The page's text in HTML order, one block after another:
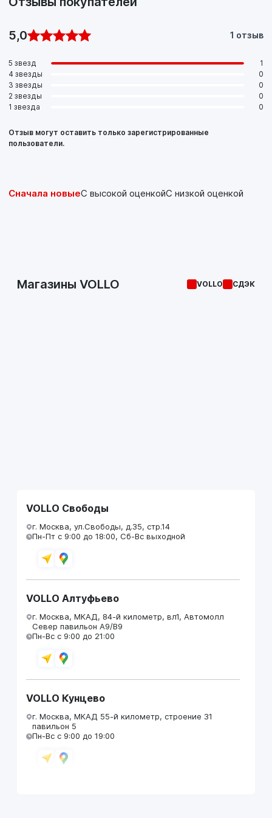
руководстве по эксплуатации.
5,0 1 отзыв
5 звезд
1
4 звезды
0
3 звезды
0
2 звезды
0
1 звезда
0
Отзыв могут оставить только зарегистрированные
пользователи.
Сначала новыеС высокой оценкойС низкой оценкой
Магазины VOLLO VOLLO СДЭК
VOLLO Свободы
г. Москва, ул.Свободы, д.35, стр.14
Пн-Пт с 9:00 до 18:00, Сб-Вс выходной
VOLLO Алтуфьево
г. Москва, МКАД, 84-й километр, вл1, Автомолл
Север павильон А9/В9
Пн-Вс с 9:00 до 21:00
VOLLO Кунцево
г. Москва, МКАД 55-й километр, строение 31
павильон 5
Пн-Вс с 9:00 до 19:00